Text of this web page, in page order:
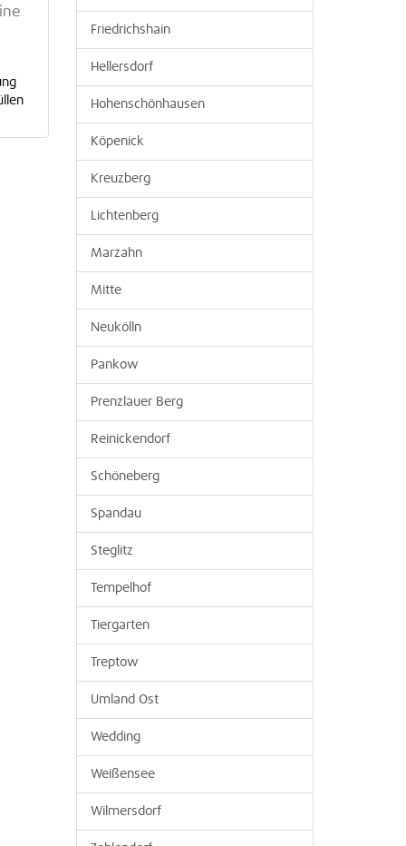
Friedrichshain
Hellersdorf
Hohenschönhausen
Köpenick
Kreuzberg
Lichtenberg
Marzahn
Mitte
Neukölln
Pankow
Prenzlauer Berg
Reinickendorf
Schöneberg
Spandau
Steglitz
Tempelhof
Tiergarten
Treptow
Umland Ost
Wedding
Weißensee
Wilmersdorf